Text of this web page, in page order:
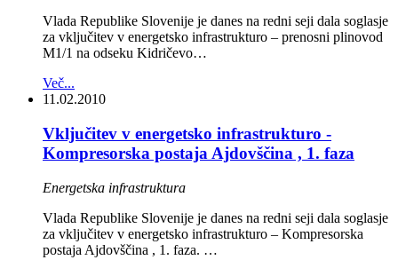
Vlada Republike Slovenije je danes na redni seji dala soglasje
za vključitev v energetsko infrastrukturo – prenosni plinovod
M1/1 na odseku Kidričevo…
Več...
11.02.2010
Vključitev v energetsko infrastrukturo -
Kompresorska postaja Ajdovščina , 1. faza
Energetska infrastruktura
Vlada Republike Slovenije je danes na redni seji dala soglasje
za vključitev v energetsko infrastrukturo – Kompresorska
postaja Ajdovščina , 1. faza. …